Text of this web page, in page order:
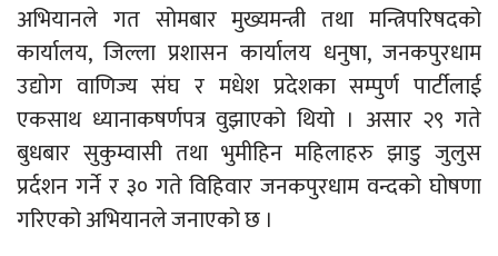
अभियानले गत सोमबार मुख्यमन्त्री तथा मन्त्रिपरिषदको
कार्यालय, जिल्ला प्रशासन कार्यालय धनुषा, जनकपुरधाम
उद्योग वाणिज्य संघ र मधेश प्रदेशका सम्पुर्ण पार्टीलाई
एकसाथ ध्यानाकषर्णपत्र वुझाएको थियो । असार २९ गते
बुधबार सुकुम्वासी तथा भुमीहिन महिलाहरु झाडु जुलुस
प्रर्दशन गर्ने र ३० गते विहिवार जनकपुरधाम वन्दको घोषणा
गरिएको अभियानले जनाएको छ ।